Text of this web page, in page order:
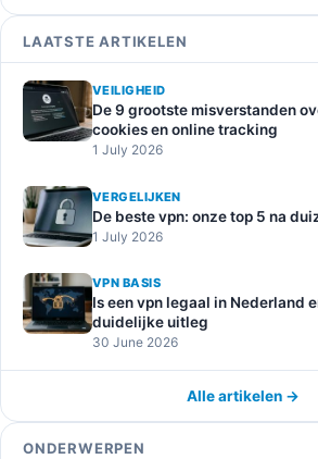
LAATSTE ARTIKELEN
VEILIGHEID
De 9 grootste misverstanden
cookies en online tracking
1 July 2026
VERGELIJKEN
De beste vpn: onze top 5 na
1 July 2026
VPN BASIS
Is een vpn legaal in Nederland
duidelijke uitleg
30 June 2026
Alle artikelen →
ONDERWERPEN